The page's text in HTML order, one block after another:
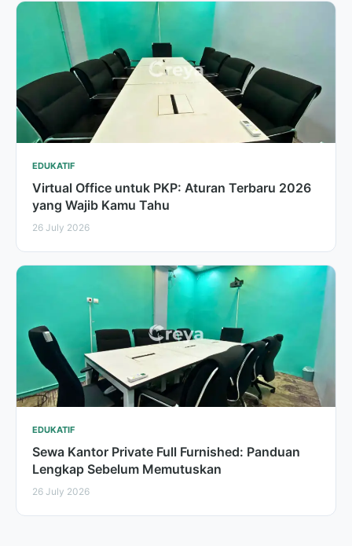
EDUKATIF
Virtual Office untuk PKP: Aturan Terbaru 2026
yang Wajib Kamu Tahu
26 July 2026
EDUKATIF
Sewa Kantor Private Full Furnished: Panduan
Lengkap Sebelum Memutuskan
26 July 2026